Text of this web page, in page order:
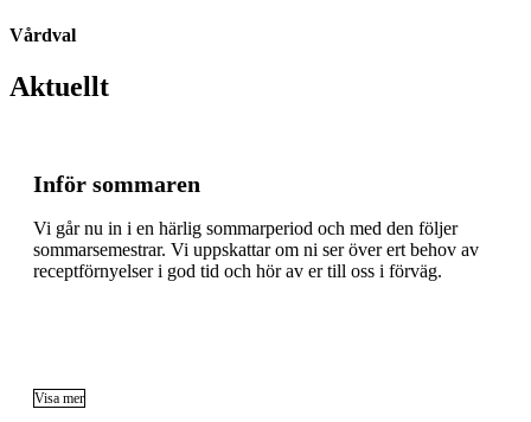
Vårdval
Aktuellt
Inför sommaren
Vi går nu in i en härlig sommarperiod och med den följer
sommarsemestrar. Vi uppskattar om ni ser över ert behov av
receptförnyelser i god tid och hör av er till oss i förväg.
Visa mer